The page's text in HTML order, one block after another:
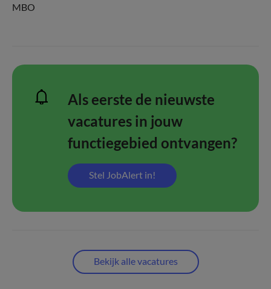
MBO
Als eerste de nieuwste
vacatures in jouw
functiegebied ontvangen?
Stel JobAlert in!
Bekijk alle vacatures